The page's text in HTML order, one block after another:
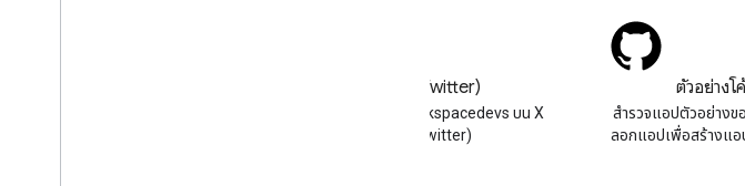
X (Twitter)
ติดตาม @workspacedevs บน X
(Twitter)
ตัวอย่างโ
สํารวจแอปตัวอย่างข
ลอกแอปเพื่อสร้างแ